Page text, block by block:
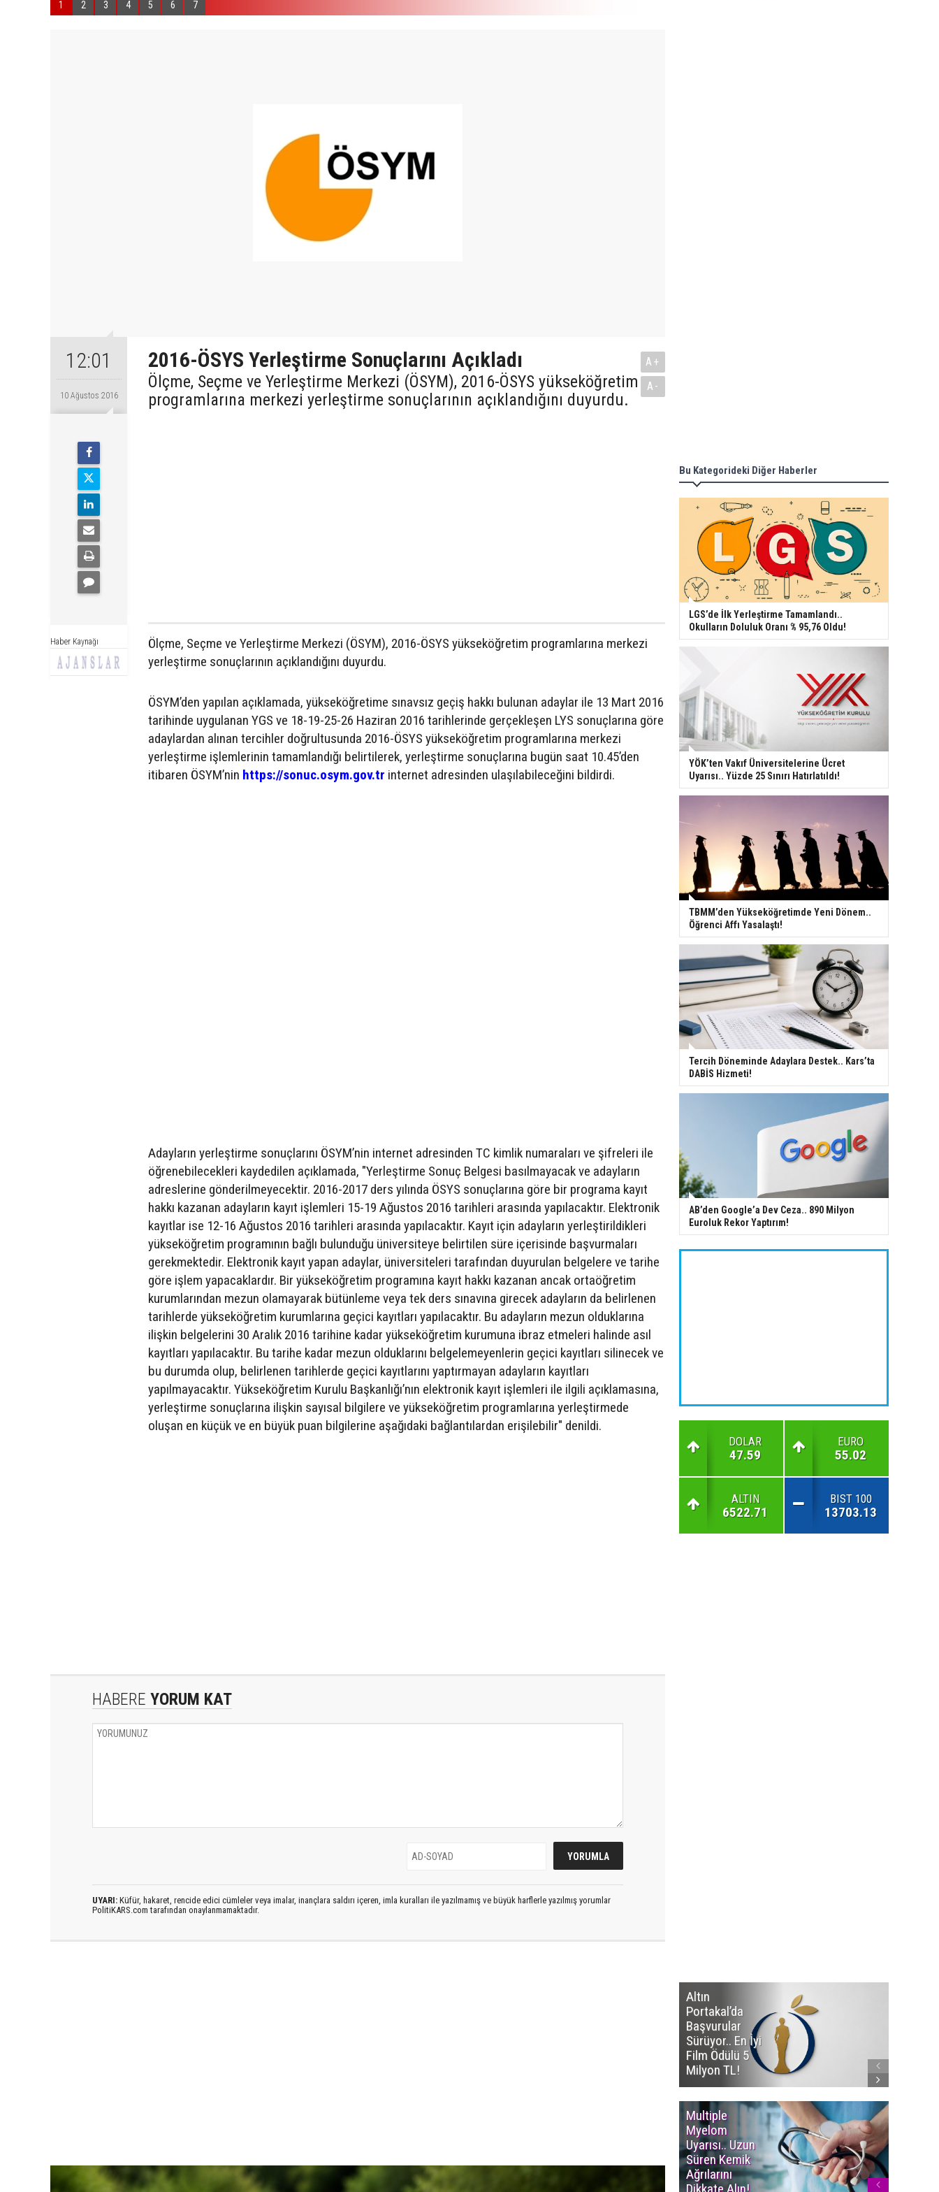
1 2 3 4 5 6 7
12:01
10 Ağustos 2016
Haber Kaynağı
2016-ÖSYS Yerleştirme Sonuçlarını Açıkladı
Ölçme, Seçme ve Yerleştirme Merkezi (ÖSYM), 2016-ÖSYS yükseköğretim
programlarına merkezi yerleştirme sonuçlarının açıklandığını duyurdu.
A+
A-
Ölçme, Seçme ve Yerleştirme Merkezi (ÖSYM), 2016-ÖSYS yükseköğretim programlarına merkezi
yerleştirme sonuçlarının açıklandığını duyurdu.
ÖSYM’den yapılan açıklamada, yükseköğretime sınavsız geçiş hakkı bulunan adaylar ile 13 Mart 2016
tarihinde uygulanan YGS ve 18-19-25-26 Haziran 2016 tarihlerinde gerçekleşen LYS sonuçlarına göre
adaylardan alınan tercihler doğrultusunda 2016-ÖSYS yükseköğretim programlarına merkezi
yerleştirme işlemlerinin tamamlandığı belirtilerek, yerleştirme sonuçlarına bugün saat 10.45’den
itibaren ÖSYM’nin https://sonuc.osym.gov.tr internet adresinden ulaşılabileceğini bildirdi.
Adayların yerleştirme sonuçlarını ÖSYM’nin internet adresinden TC kimlik numaraları ve şifreleri ile
öğrenebilecekleri kaydedilen açıklamada, "Yerleştirme Sonuç Belgesi basılmayacak ve adayların
adreslerine gönderilmeyecektir. 2016-2017 ders yılında ÖSYS sonuçlarına göre bir programa kayıt
hakkı kazanan adayların kayıt işlemleri 15-19 Ağustos 2016 tarihleri arasında yapılacaktır. Elektronik
kayıtlar ise 12-16 Ağustos 2016 tarihleri arasında yapılacaktır. Kayıt için adayların yerleştirildikleri
yükseköğretim programının bağlı bulunduğu üniversiteye belirtilen süre içerisinde başvurmaları
gerekmektedir. Elektronik kayıt yapan adaylar, üniversiteleri tarafından duyurulan belgelere ve tarihe
göre işlem yapacaklardır. Bir yükseköğretim programına kayıt hakkı kazanan ancak ortaöğretim
kurumlarından mezun olamayarak bütünleme veya tek ders sınavına girecek adayların da belirlenen
tarihlerde yükseköğretim kurumlarına geçici kayıtları yapılacaktır. Bu adayların mezun olduklarına
ilişkin belgelerini 30 Aralık 2016 tarihine kadar yükseköğretim kurumuna ibraz etmeleri halinde asıl
kayıtları yapılacaktır. Bu tarihe kadar mezun olduklarını belgelemeyenlerin geçici kayıtları silinecek ve
bu durumda olup, belirlenen tarihlerde geçici kayıtlarını yaptırmayan adayların kayıtları
yapılmayacaktır. Yükseköğretim Kurulu Başkanlığı’nın elektronik kayıt işlemleri ile ilgili açıklamasına,
yerleştirme sonuçlarına ilişkin sayısal bilgilere ve yükseköğretim programlarına yerleştirmede
oluşan en küçük ve en büyük puan bilgilerine aşağıdaki bağlantılardan erişilebilir" denildi.
HABERE YORUM KAT
UYARI: Küfür, hakaret, rencide edici cümleler veya imalar, inançlara saldırı içeren, imla kuralları ile yazılmamış ve büyük harflerle yazılmış yorumlar
PolitiKARS.com tarafından onaylanmamaktadır.
Bu Kategorideki Diğer Haberler
LGS’de İlk Yerleştirme Tamamlandı..
Okulların Doluluk Oranı % 95,76 Oldu!
YÖK’ten Vakıf Üniversitelerine Ücret
Uyarısı.. Yüzde 25 Sınırı Hatırlatıldı!
TBMM’den Yükseköğretimde Yeni Dönem..
Öğrenci Affı Yasalaştı!
Tercih Döneminde Adaylara Destek.. Kars’ta
DABİS Hizmeti!
AB’den Google’a Dev Ceza.. 890 Milyon
Euroluk Rekor Yaptırım!
DOLAR
47.59
EURO
55.02
ALTIN
6522.71
BIST 100
13703.13
Altın
Portakal’da
Başvurular
Sürüyor.. En İyi
Film Ödülü 5
Milyon TL!
Multiple
Myelom
Uyarısı.. Uzun
Süren Kemik
Ağrılarını